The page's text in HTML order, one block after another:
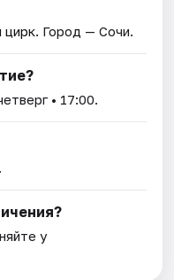
цирк. Город — Сочи.
• 17:00.
у